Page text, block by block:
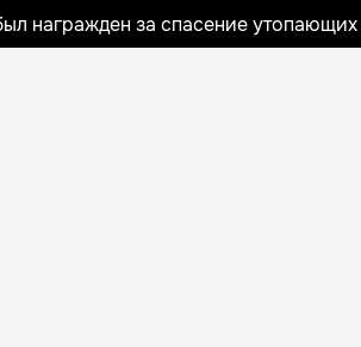
награжден за спасение утопающих